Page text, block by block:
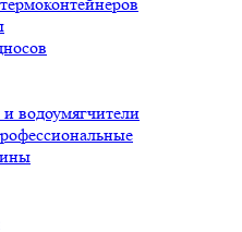
водоумягчители